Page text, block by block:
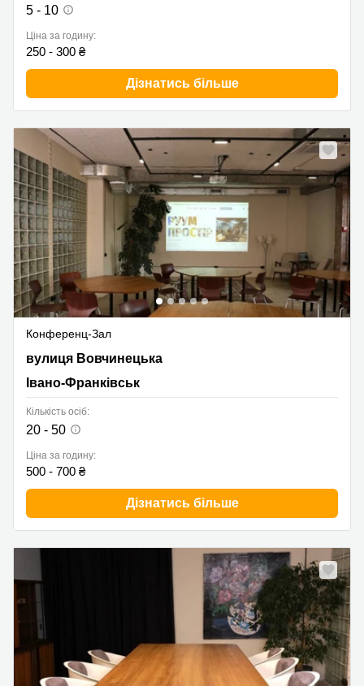
5 - 10
Ціна за годину:
250 - 300 ₴
Дізнатись більше
Конференц-Зал
вулиця Вовчинецька 188, Івано-Франківськ
вулиця Вовчинецька
Івано-Франківськ
Кількість осіб:
20 - 50
Ціна за годину:
500 - 700 ₴
Дізнатись більше